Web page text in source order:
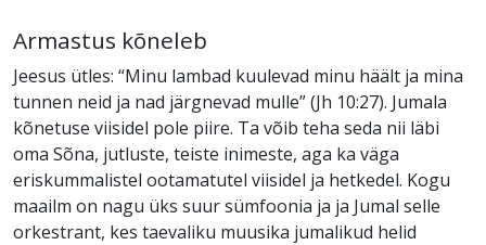
Armastus kõneleb
Jeesus ütles: “Minu lambad kuulevad minu häält ja mina
tunnen neid ja nad järgnevad mulle” (Jh 10:27). Jumala
kõnetuse viisidel pole piire. Ta võib teha seda nii läbi
oma Sõna, jutluste, teiste inimeste, aga ka väga
eriskummalistel ootamatutel viisidel ja hetkedel. Kogu
maailm on nagu üks suur sümfoonia ja ja Jumal selle
orkestrant, kes taevaliku muusika jumalikud helid